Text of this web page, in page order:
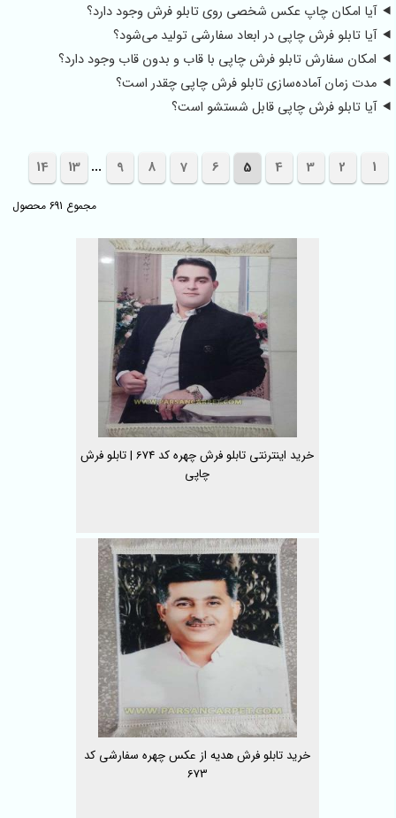
آیا امکان چاپ عکس شخصی روی تابلو فرش وجود دارد؟
آیا تابلو فرش چاپی در ابعاد سفارشی تولید می‌شود؟
امکان سفارش تابلو فرش چاپی با قاب و بدون قاب وجود دارد؟
مدت زمان آماده‌سازی تابلو فرش چاپی چقدر است؟
آیا تابلو فرش چاپی قابل شستشو است؟
1
2
3
4
5
6
7
8
9
...
13
14
مجموع 691 محصول
خرید اینترنتی تابلو فرش چهره کد 674 | تابلو فرش
چاپی
خرید تابلو فرش هدیه از عکس چهره سفارشی کد
673